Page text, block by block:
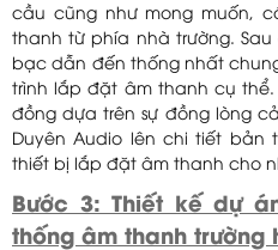
cầu cũng như mong muốn,
thanh từ phía nhà trường.
bạc dẫn đến thống nhất
trình lắp đặt âm thanh cụ
đồng dựa trên sự đồng lòng
Duyên Audio lên chi tiết bản
thiết bị lắp đặt âm thanh cho
Bước 3: Thiết kế dự
thống âm thanh trường